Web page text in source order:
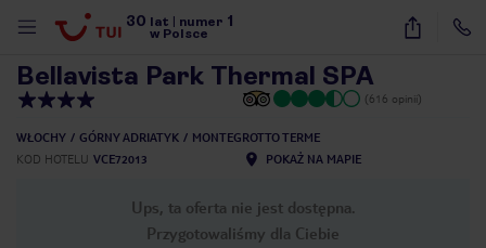
30 lat numer 1
w Polsce
46
Bellavista Park Thermal SPA
(616 opinii)
WŁOCHY GÓRNY ADRIATYK
MONTEGROTTO TERME
KOD HOTELU VCE72013 POKAŻ NA MAPIE
Ups, ta oferta nie jest dostępna.
Przygotowaliśmy dla Ciebie